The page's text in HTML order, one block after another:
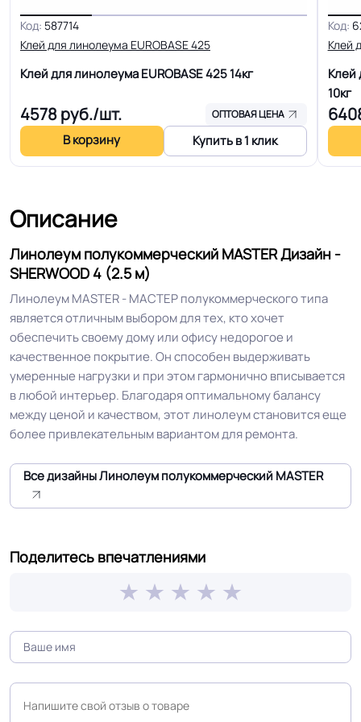
Область применения
Для кабинета, Для гостинной, Для
кухни, Для коридора, Для
небольшого офиса, Для
переговорной комнаты, Для
игровой комнаты
Допуск изменения
+-10% мм
Класс горючести
Устойчивость к химии Хорошая
Особенности
коллекции
Самый бюджетный вид с
показателем КМ2
Защитный слой
Допуск изменения
рабочего слоя
Допуск изменения
0.4 %
слоя
PU
Коэффициент
противоскольжения
Код: 587714
Клей для линолеума EUROBASE 425
Клей для линолеума EUROBASE 42514кг
4578руб./шт. ОПТОВАЯ ЦЕНА
В корзину Купить в 1 клик
Код:
Клей
Клей
10кг
Описание
Линолеум полукоммерческий MASTER Дизайн -
SHERWOOD 4 (2.5 м)
Линолеум MASTER - МАСТЕР полукоммерческого типа
является отличным выбором для тех, кто хочет
обеспечить своему дому или офису недорогое и
качественное покрытие. Он способен выдерживать
умеренные нагрузки и при этом гармонично вписывается
в любой интерьер. Благодаря оптимальному балансу
между ценой и качеством, этот линолеум становится еще
более привлекательным вариантом для ремонта.
Все дизайны Линолеум полукоммерческий MASTER
Поделитесь впечатлениями